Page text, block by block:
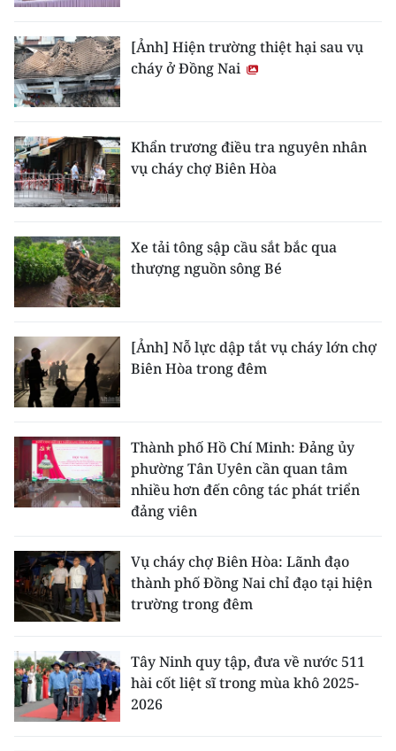
[Ảnh] Hiện trường thiệt hại sau vụ
cháy ở Đồng Nai
Khẩn trương điều tra nguyên nhân
vụ cháy chợ Biên Hòa
Xe tải tông sập cầu sắt bắc qua
thượng nguồn sông Bé
[Ảnh] Nỗ lực dập tắt vụ cháy lớn chợ
Biên Hòa trong đêm
Thành phố Hồ Chí Minh: Đảng ủy
phường Tân Uyên cần quan tâm
nhiều hơn đến công tác phát triển
đảng viên
Vụ cháy chợ Biên Hòa: Lãnh đạo
thành phố Đồng Nai chỉ đạo tại hiện
trường trong đêm
Tây Ninh quy tập, đưa về nước 511
hài cốt liệt sĩ trong mùa khô 2025-
2026